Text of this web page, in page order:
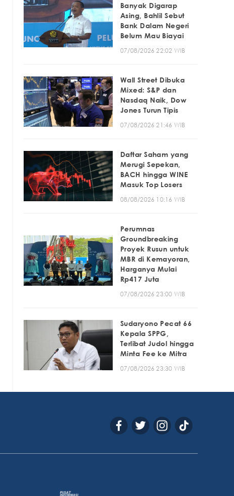
Banyak Digarap
Asing, Bahlil Sebut
Bank Dalam Negeri
Belum Mau Biayai
07/08/2026 22:02 WIB
Wall Street Dibuka
Mixed: S&P dan
Nasdaq Naik, Dow
Jones Turun Tipis
07/08/2026 21:46 WIB
Daftar Saham yang
Merugi Sepekan,
BACH hingga WINE
Masuk Top Losers
08/08/2026 10:16 WIB
Perumnas
Groundbreaking
Proyek Rusun untuk
MBR di Kemayoran,
Harganya Mulai
Rp417 Juta
07/08/2026 23:00 WIB
Sudaryono Pecat 66
Kepala SPPG,
Terlibat Judol hingga
Minta Fee ke Mitra
07/08/2026 23:30 WIB